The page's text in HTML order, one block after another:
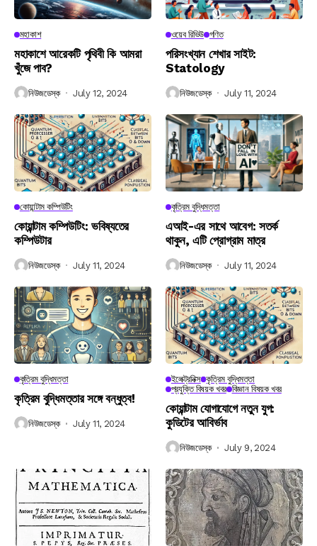
মহাকাশ
মহাকাশে আরেকটি পৃথিবী কি আমরা
খুঁজে পাব?
নিউজডেস্ক July 12, 2024
ওয়েব রিভিউ গণিত
পরিসংখ্যান শেখার সাইট:
Statology
নিউজডেস্ক July 11, 2024
কোয়ান্টাম কম্পিউটিং
কোয়ান্টাম কম্পিউটিং: ভবিষ্যতের
কম্পিউটার
নিউজডেস্ক July 11, 2024
কৃত্রিম বুদ্ধিমত্তা
এআই-এর সাথে আবেগ: সতর্ক
থাকুন, এটি প্রোগ্রাম মাত্র
নিউজডেস্ক July 11, 2024
কৃত্রিম বুদ্ধিমত্তা
কৃত্রিম বুদ্ধিমত্তার সঙ্গে বন্ধুত্ব!
নিউজডেস্ক July 11, 2024
ইলেক্ট্রনিক্স কৃত্রিম বুদ্ধিমত্তা
প্রযুক্তি বিষয়ক খবর বিজ্ঞান বিষয়ক খবর
কোয়ান্টাম যোগাযোগে নতুন যুগ:
কুডিটের আবির্ভাব
নিউজডেস্ক July 9, 2024